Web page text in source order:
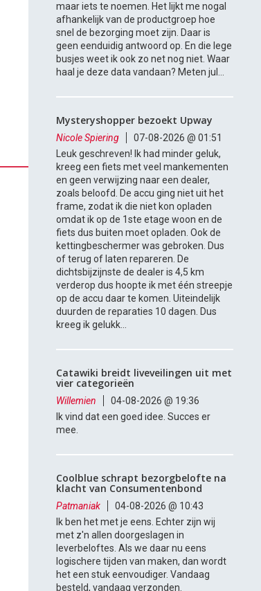
maar iets te noemen. Het lijkt me nogal
afhankelijk van de productgroep hoe
snel de bezorging moet zijn. Daar is
geen eenduidig antwoord op. En die lege
busjes weet ik ook zo net nog niet. Waar
haal je deze data vandaan? Meten jul...
Mysteryshopper bezoekt Upway
Nicole Spiering
07-08-2026 @ 01:51
Leuk geschreven! Ik had minder geluk,
kreeg een fiets met veel mankementen
en geen verwijzing naar een dealer,
zoals beloofd. De accu ging niet uit het
frame, zodat ik die niet kon opladen
omdat ik op de 1ste etage woon en de
fiets dus buiten moet opladen. Ook de
kettingbeschermer was gebroken. Dus
of terug of laten repareren. De
dichtsbijzijnste de dealer is 4,5 km
verderop dus hoopte ik met één streepje
op de accu daar te komen. Uiteindelijk
duurden de reparaties 10 dagen. Dus
kreeg ik gelukk...
Catawiki breidt liveveilingen uit met
vier categorieën
Willemien
04-08-2026 @ 19:36
Ik vind dat een goed idee. Succes er
mee.
Coolblue schrapt bezorgbelofte na
klacht van Consumentenbond
Patmaniak
04-08-2026 @ 10:43
Ik ben het met je eens. Echter zijn wij
met z'n allen doorgeslagen in
leverbeloftes. Als we daar nu eens
logischere tijden van maken, dan wordt
het een stuk eenvoudiger. Vandaag
besteld, vandaag verzonden.